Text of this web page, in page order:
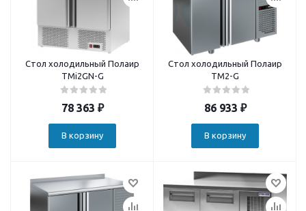
Стол холодильный Полаир
TMi2GN-G
78 363 ₽
В корзину
Стол холодильный Полаир
TM2-G
86 933 ₽
В корзину